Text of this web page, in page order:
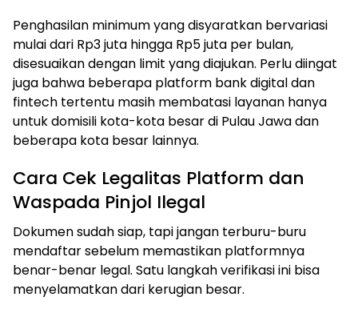
Penghasilan minimum yang disyaratkan bervariasi
mulai dari Rp3 juta hingga Rp5 juta per bulan,
disesuaikan dengan limit yang diajukan. Perlu diingat
juga bahwa beberapa platform bank digital dan
fintech tertentu masih membatasi layanan hanya
untuk domisili kota-kota besar di Pulau Jawa dan
beberapa kota besar lainnya.
Cara Cek Legalitas Platform dan
Waspada Pinjol Ilegal
Dokumen sudah siap, tapi jangan terburu-buru
mendaftar sebelum memastikan platformnya
benar-benar legal. Satu langkah verifikasi ini bisa
menyelamatkan dari kerugian besar.